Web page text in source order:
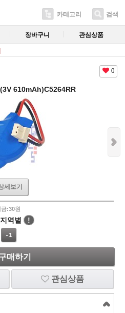
카테고리 검색
장바구니 관심상품
0
610mAh)C5264RR
세보기
금:30원
지역별
!
-1
매하기
관심상품